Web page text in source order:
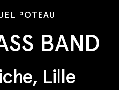
POTEAU
BAND
Lille